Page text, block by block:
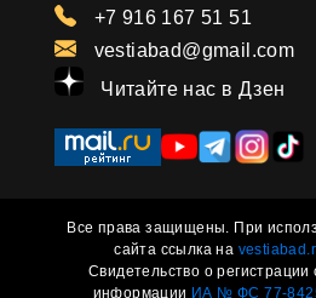
+7 916 167 51 51
vestiabad@gmail.com
Читайте нас в Дзен
Все права защищены. При
сайта ссылка на
Свидетельство о регистрации
информации ИА № ФС 77-